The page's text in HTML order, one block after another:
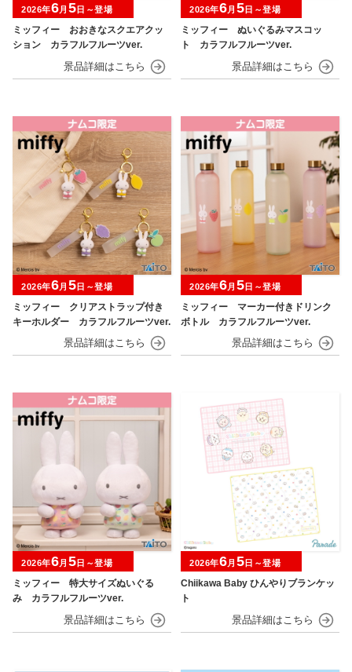
ミッフィー おおきなスクエアクッ
ション カラフルフルーツver.
2026年6月 5 日～登場
ミッフィー ぬいぐるみマスコッ
ト カラフルフルーツver.
2026年6月 5 日～登場
ミッフィー クリアストラップ付き
キーホルダー カラフルフルーツver.
2026年6月 5日～登場
ミッフィー マーカー付きドリンク
ボトル カラフルフルーツver.
2026年6月 5日～登場
ミッフィー 特大サイズぬいぐる
み カラフルフルーツver.
2026年6月 5日～登場
Chiikawa Baby ひんやりブランケッ
ト
2026年6月 5日～登場